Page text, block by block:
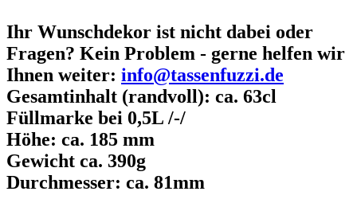
Ihr Wunschdekor ist nicht dabei oder
Fragen? Kein Problem - gerne helfen wir
Ihnen weiter: info@tassenfuzzi.de
Gesamtinhalt (randvoll): ca. 63cl
Füllmarke bei 0,5L /-/
Höhe: ca. 185 mm
Gewicht ca. 390g
Durchmesser: ca. 81mm